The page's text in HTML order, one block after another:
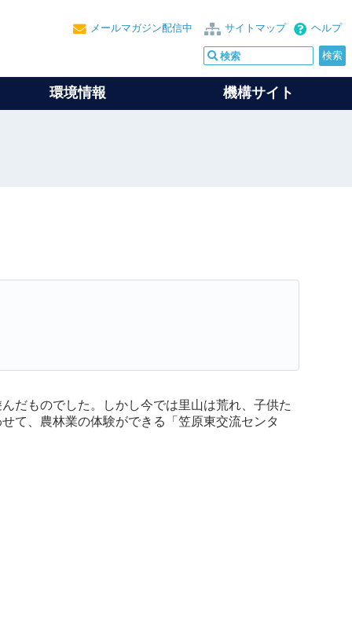
ヘルプ
サイトマップ
メールマガジン配信中
環境情報 機構サイト
だものでした。しかし今では里山は荒れ、子供た
て、農林業の体験ができる「笠原東交流センタ